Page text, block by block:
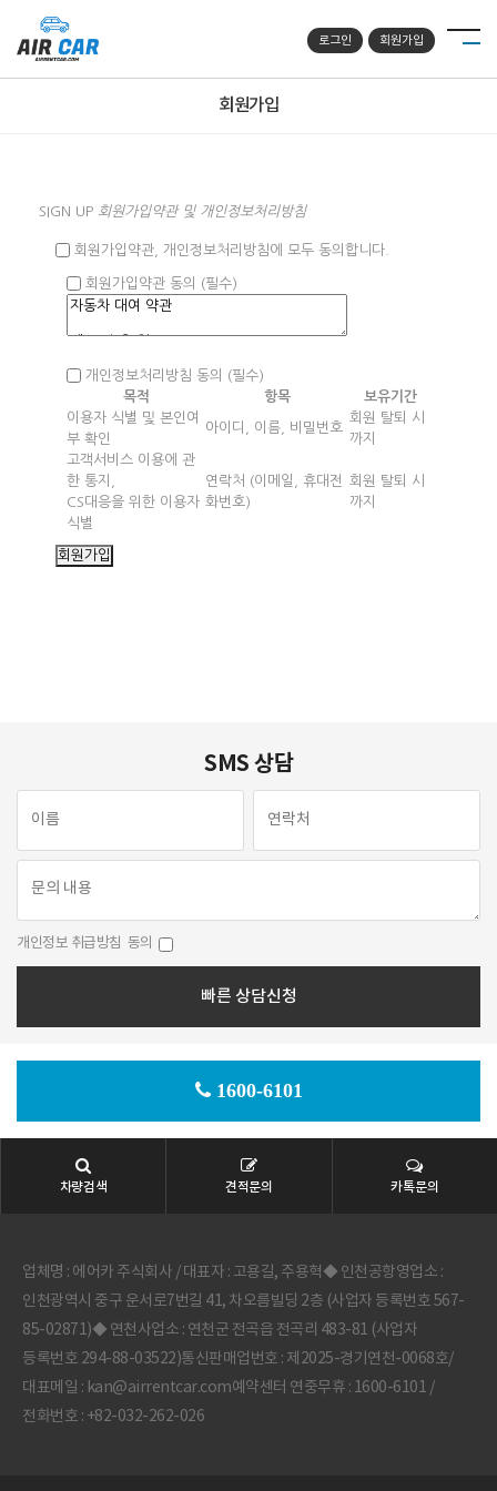
로그인 회원가입
회원가입
SIGN UP 회원가입약관 및 개인정보처리방침
회원가입약관, 개인정보처리방침에 모두 동의합니다.
회원가입약관 동의 (필수)
개인정보처리방침 동의 (필수)
목적
항목
보유기간
이용자 식별 및 본인여
부 확인
아이디, 이름, 비밀번호
회원 탈퇴 시
까지
고객서비스 이용에 관
한 통지,
CS대응을 위한 이용자
식별
연락처 (이메일, 휴대전
화번호)
회원 탈퇴 시
까지
SMS 상담
개인정보 취급방침 동의
1600-6101
차량검색 견적문의 카톡문의
업체명 : 에어카 주식회사 / 대표자 : 고용길, 주용혁◆ 인천공항영업소 :
인천광역시 중구 운서로7번길 41, 차오름빌딩 2층 (사업자 등록번호 567-
85-02871)◆ 연천사업소 : 연천군 전곡읍 전곡리 483-81 (사업자
등록번호 294-88-03522)통신판매업번호 : 제2025-경기연천-0068호/
대표메일 : kan@airrentcar.com예약센터 연중무휴 : 1600-6101 /
전화번호 : +82-032-262-026